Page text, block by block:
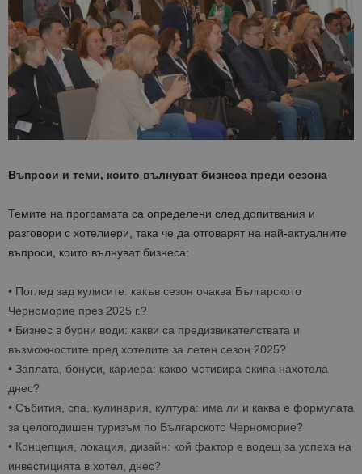
Въпроси и теми, които вълнуват бизнеса преди сезона
Темите на програмата са определени след допитвания и
разговори с хотелиери, така че да отговарят на най-актуалните
въпроси, които вълнуват бизнеса:
• Поглед зад кулисите: какъв сезон очаква Българското
Черноморие през 2025 г.?
• Бизнес в бурни води: какви са предизвикателствата и
възможностите пред хотелите за летен сезон 2025?
• Заплата, бонуси, кариера: какво мотивира екипа нахотела
днес?
• Събития, спа, кулинария, култура: има ли и каква е формулата
за целогодишен туризъм по Българското Черноморие?
• Концепция, локация, дизайн: кой фактор е водещ за успеха на
инвестицията в хотел, днес?